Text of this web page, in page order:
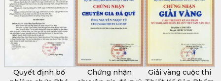
Quyết định bổ
Chứng nhận
Giải vàng cuộc thi